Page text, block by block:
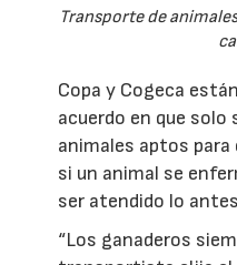
Transporte de
Copa y Cogeca
acuerdo en que
animales aptos
si un animal se
ser atendido lo
“Los ganaderos